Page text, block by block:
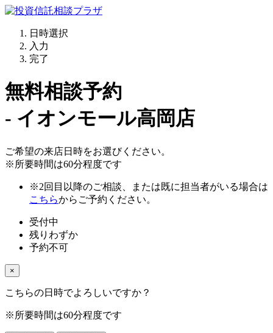
日時選択
入力
完了
無料相談予約
- イオンモール高岡店
ご希望の来店日時をお選びください。
※所要時間は60分程度です
※2回目以降のご相談、または既に担当者がいる場合は
こちらからご予約ください。
受付中
残りわずか
予約不可
×
こちらの日時でよろしいですか？
※所要時間は60分程度です